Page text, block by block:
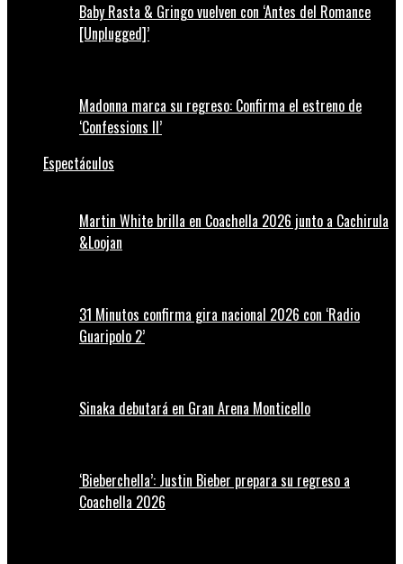
Baby Rasta & Gringo vuelven con ‘Antes del Romance
[Unplugged]’
Madonna marca su regreso: Confirma el estreno de
‘Confessions II’
Espectáculos
Martin White brilla en Coachella 2026 junto a Cachirula
&Loojan
31 Minutos confirma gira nacional 2026 con ‘Radio
Guaripolo 2’
Sinaka debutará en Gran Arena Monticello
‘Bieberchella’: Justin Bieber prepara su regreso a
Coachella 2026